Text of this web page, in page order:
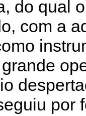
do qual
com a
por